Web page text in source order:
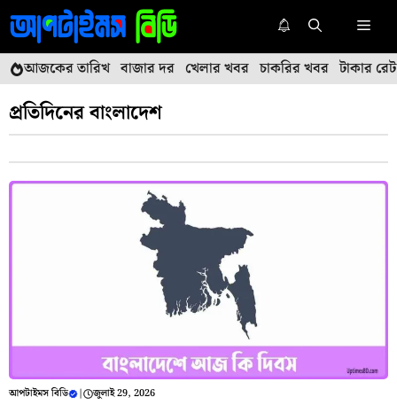
এড়িেয়
লেখায়
যান
মেনু
আজকের তারিখ বাজার দর খেলার খবর চাকরির খবর টাকার রেট
প্রতিদিনের বাংলাদেশ
আপটাইমস বিডি | জুলাই 29, 2026